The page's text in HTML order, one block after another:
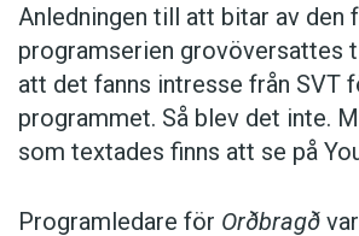
Anledningen till att bitar av den
programserien grovöversattes
att det fanns intresse från SVT
programmet. Så blev det inte.
som textades finns att se på
Programledare för Orðbragð